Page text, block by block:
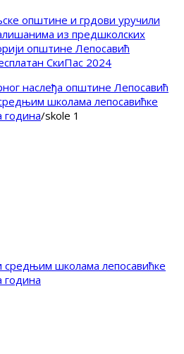
општине и грдови уручили
из предшколских
општине Лепосавић
СкиПас 2024
школама лепосавићке
година/skole 1
средњим школама лепосавићке
година